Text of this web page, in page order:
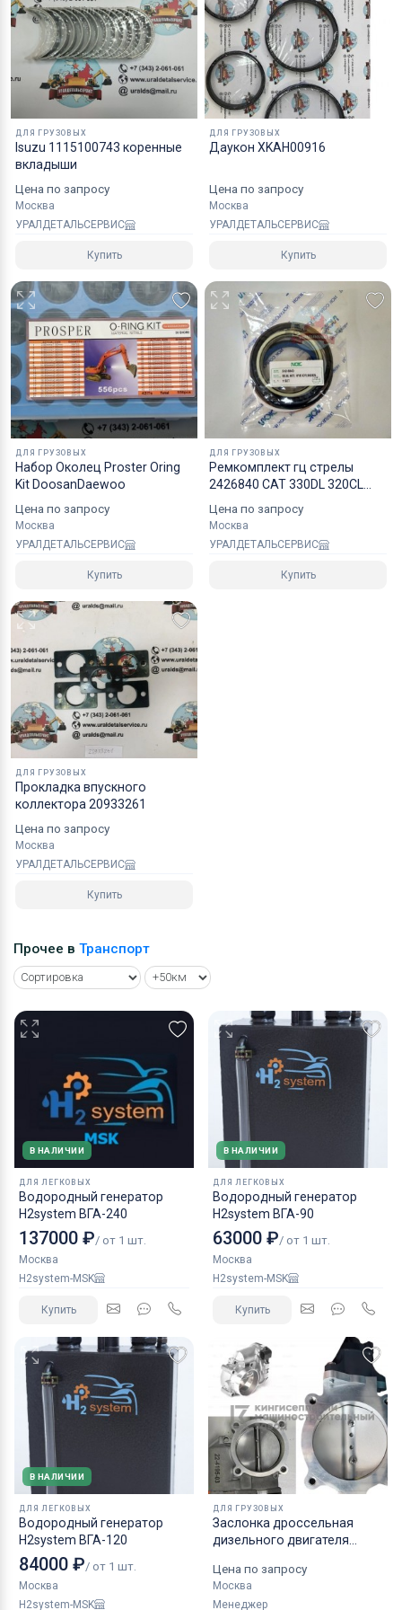
Коробки оптимального размера и с
надежным уровнем защиты.
Специалисты компании готовы взять на себя все
мероприятия по оформлению документов и
перевозке вашего заказа в любой регион РФ, в
страны СНГ, Азии и ЕС.
ДЛЯ ГРУЗОВЫХ
Isuzu 1115100743 коренные
вкладыши
Цена по запросу
Москва
УРАЛДЕТАЛЬСЕРВИС
Купить
ДЛЯ ГРУЗОВЫХ
Даукон XKAH00916
Цена по запросу
Москва
УРАЛДЕТАЛЬСЕРВИС
Купить
ДЛЯ ГРУЗОВЫХ
Набор Околец Proster Oring
Kit DoosanDaewoo
Цена по запросу
Москва
УРАЛДЕТАЛЬСЕРВИС
Купить
ДЛЯ ГРУЗОВЫХ
Ремкомплект гц стрелы
2426840 CAT 330DL 320CL
Цена по запросу
Москва
УРАЛДЕТАЛЬСЕРВИС
Купить
ДЛЯ ГРУЗОВЫХ
Прокладка впускного
коллектора 20933261
Цена по запросу
Москва
УРАЛДЕТАЛЬСЕРВИС
Купить
Прочее в Транспорт
В НАЛИЧИИ
ДЛЯ ЛЕГКОВЫХ
Водородный генератор
H2system ВГА-240
137000 ₽/ от 1 шт.
Москва
H2system-MSK
Купить
В НАЛИЧИИ
ДЛЯ ЛЕГКОВЫХ
Водородный генератор
H2system ВГА-90
63000 ₽/ от 1 шт.
Москва
H2system-MSK
Купить
В НАЛИЧИИ
ДЛЯ ЛЕГКОВЫХ
Водородный генератор
H2system ВГА-120
84000 ₽/ от 1 шт.
Москва
H2system-MSK
ДЛЯ ГРУЗОВЫХ
Заслонка дроссельная
дизельного двигателя
Цена по запросу
Москва
Менеджер